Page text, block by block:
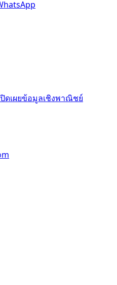
ปิดเผยข้อมูลเชิงพาณิชย์